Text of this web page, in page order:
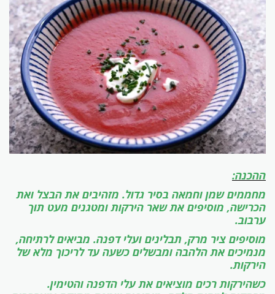
ההכנה:
מחממים שמן וחמאה בסיר גדול. מזהיבים את הבצל ואת
הכרישה, מוסיפים את שאר הירקות ומטגנים מעט תוך
ערבוב.
מוסיפים ציר מרק, תבלינים ועלי דפנה. מביאים לרתיחה,
מנמיכים את הלהבה ומבשלים כשעה עד לריכוך מלא של
הירקות.
כשהירקות רכים מוציאים את עלי הדפנה והטימין.